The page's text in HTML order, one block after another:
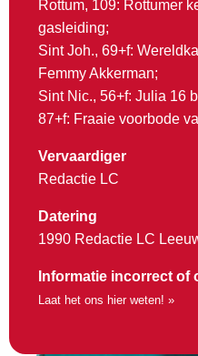
Rottum, 109: Rottumer
gasleiding;
Sint Joh., 69+f:
Femmy Akkerman;
Sint Nic., 56+f: Julia 16
87+f: Fraaie voorbode
Vervaardiger
Redactie LC
Datering
1990 Redactie LC
Informatie incorrect of
Laat het ons hier weten! »